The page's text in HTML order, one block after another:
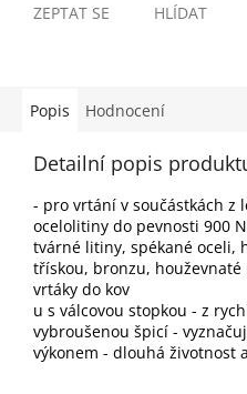
ZEPTAT SE HLÍDAT
Popis Hodnocení
Detailní popis
- pro vrtání v součástkách z
ocelolitiny do pevnosti 900
tvárné litiny, spékané oceli,
třískou, bronzu,
vrtáky do kov
u s válcovou stopkou - z
vybroušenou špicí -
výkonem - dlouhá životnost